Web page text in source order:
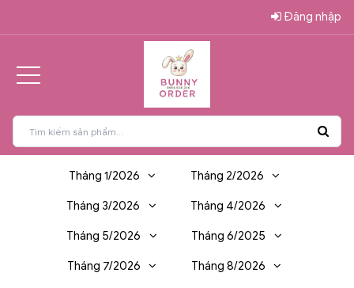
Đăng nhập
Tháng 1/2026 Tháng 2/2026
Tháng 3/2026 Tháng 4/2026
Tháng 5/2026 Tháng 6/2025
Tháng 7/2026 Tháng 8/2026